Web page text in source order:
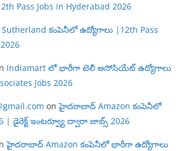
Pass Jobs in Hyderabad 2026
కంపెనీలో ఉద్యోగాలు |12th Pass
Indiamart లో భారీగా టెలీ అసోసియేట్ ఉద్యోగాలు
Jobs 2026
onహైదరాబాద్ Amazon కంపెనీలో
డైరెక్ట్ ఇంటర్వ్యూ ద్వారా జాబ్స్ 2026
హైదరాబాద్ Amazon కంపెనీలో భారీగా ఉద్యోగాలు